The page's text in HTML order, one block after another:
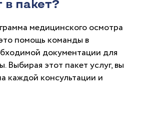
в пакет?
медицинского осмотра
помощь команды в
документации для
Выбирая этот пакет услуг, вы
каждой консультации и